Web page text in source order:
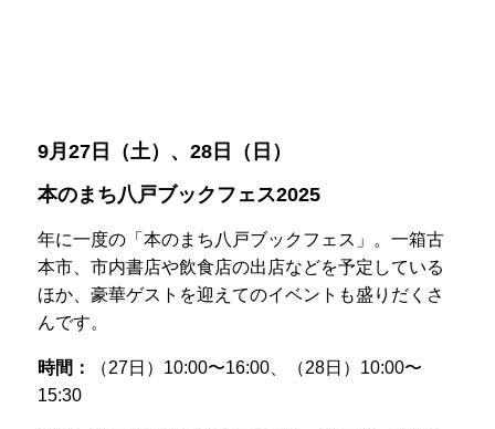
9月27日（土）、28日（日）
本のまち八戸ブックフェス2025
年に一度の「本のまち八戸ブックフェス」。一箱古
本市、市内書店や飲食店の出店などを予定している
ほか、豪華ゲストを迎えてのイベントも盛りだくさ
んです。
時間：
（27日）10:00〜16:00、（28日）10:00〜
15:30